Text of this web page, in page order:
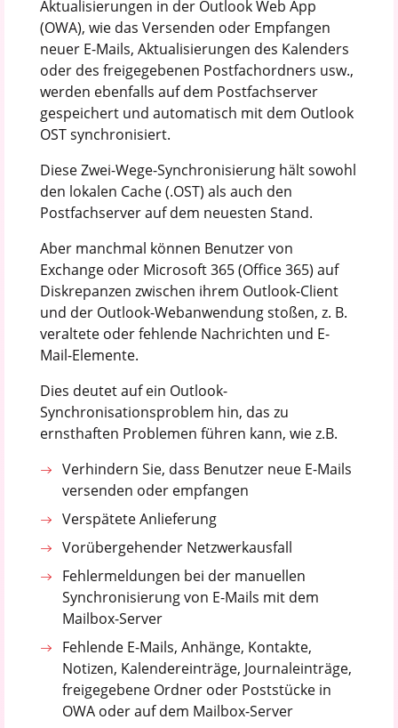
Aktualisierungen in der Outlook Web App
(OWA), wie das Versenden oder Empfangen
neuer E-Mails, Aktualisierungen des Kalenders
oder des freigegebenen Postfachordners usw.,
werden ebenfalls auf dem Postfachserver
gespeichert und automatisch mit dem Outlook
OST synchronisiert.
Diese Zwei-Wege-Synchronisierung hält sowohl
den lokalen Cache (.OST) als auch den
Postfachserver auf dem neuesten Stand.
Aber manchmal können Benutzer von
Exchange oder Microsoft 365 (Office 365) auf
Diskrepanzen zwischen ihrem Outlook-Client
und der Outlook-Webanwendung stoßen, z. B.
veraltete oder fehlende Nachrichten und E-
Mail-Elemente.
Dies deutet auf ein Outlook-
Synchronisationsproblem hin, das zu
ernsthaften Problemen führen kann, wie z.B.
Verhindern Sie, dass Benutzer neue E-Mails
versenden oder empfangen
Verspätete Anlieferung
Vorübergehender Netzwerkausfall
Fehlermeldungen bei der manuellen
Synchronisierung von E-Mails mit dem
Mailbox-Server
Fehlende E-Mails, Anhänge, Kontakte,
Notizen, Kalendereinträge, Journaleinträge,
freigegebene Ordner oder Poststücke in
OWA oder auf dem Mailbox-Server